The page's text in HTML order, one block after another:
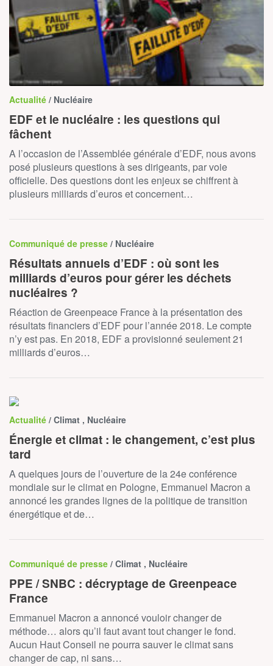
Actualité / Nucléaire
EDF et le nucléaire : les questions qui
fâchent
A l’occasion de l’Assemblée générale d’EDF, nous avons
posé plusieurs questions à ses dirigeants, par voie
officielle. Des questions dont les enjeux se chiffrent à
plusieurs milliards d’euros et concernent…
Communiqué de presse / Nucléaire
Résultats annuels d’EDF : où sont les
milliards d’euros pour gérer les déchets
nucléaires ?
Réaction de Greenpeace France à la présentation des
résultats financiers d’EDF pour l’année 2018. Le compte
n’y est pas. En 2018, EDF a provisionné seulement 21
milliards d’euros…
Actualité / Climat , Nucléaire
Énergie et climat : le changement, c’est plus
tard
A quelques jours de l’ouverture de la 24e conférence
mondiale sur le climat en Pologne, Emmanuel Macron a
annoncé les grandes lignes de la politique de transition
énergétique et de…
Communiqué de presse / Climat , Nucléaire
PPE / SNBC : décryptage de Greenpeace
France
Emmanuel Macron a annoncé vouloir changer de
méthode… alors qu’il faut avant tout changer le fond.
Aucun Haut Conseil ne pourra sauver le climat sans
changer de cap, ni sans…